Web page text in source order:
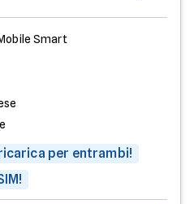
Smart
per entrambi!